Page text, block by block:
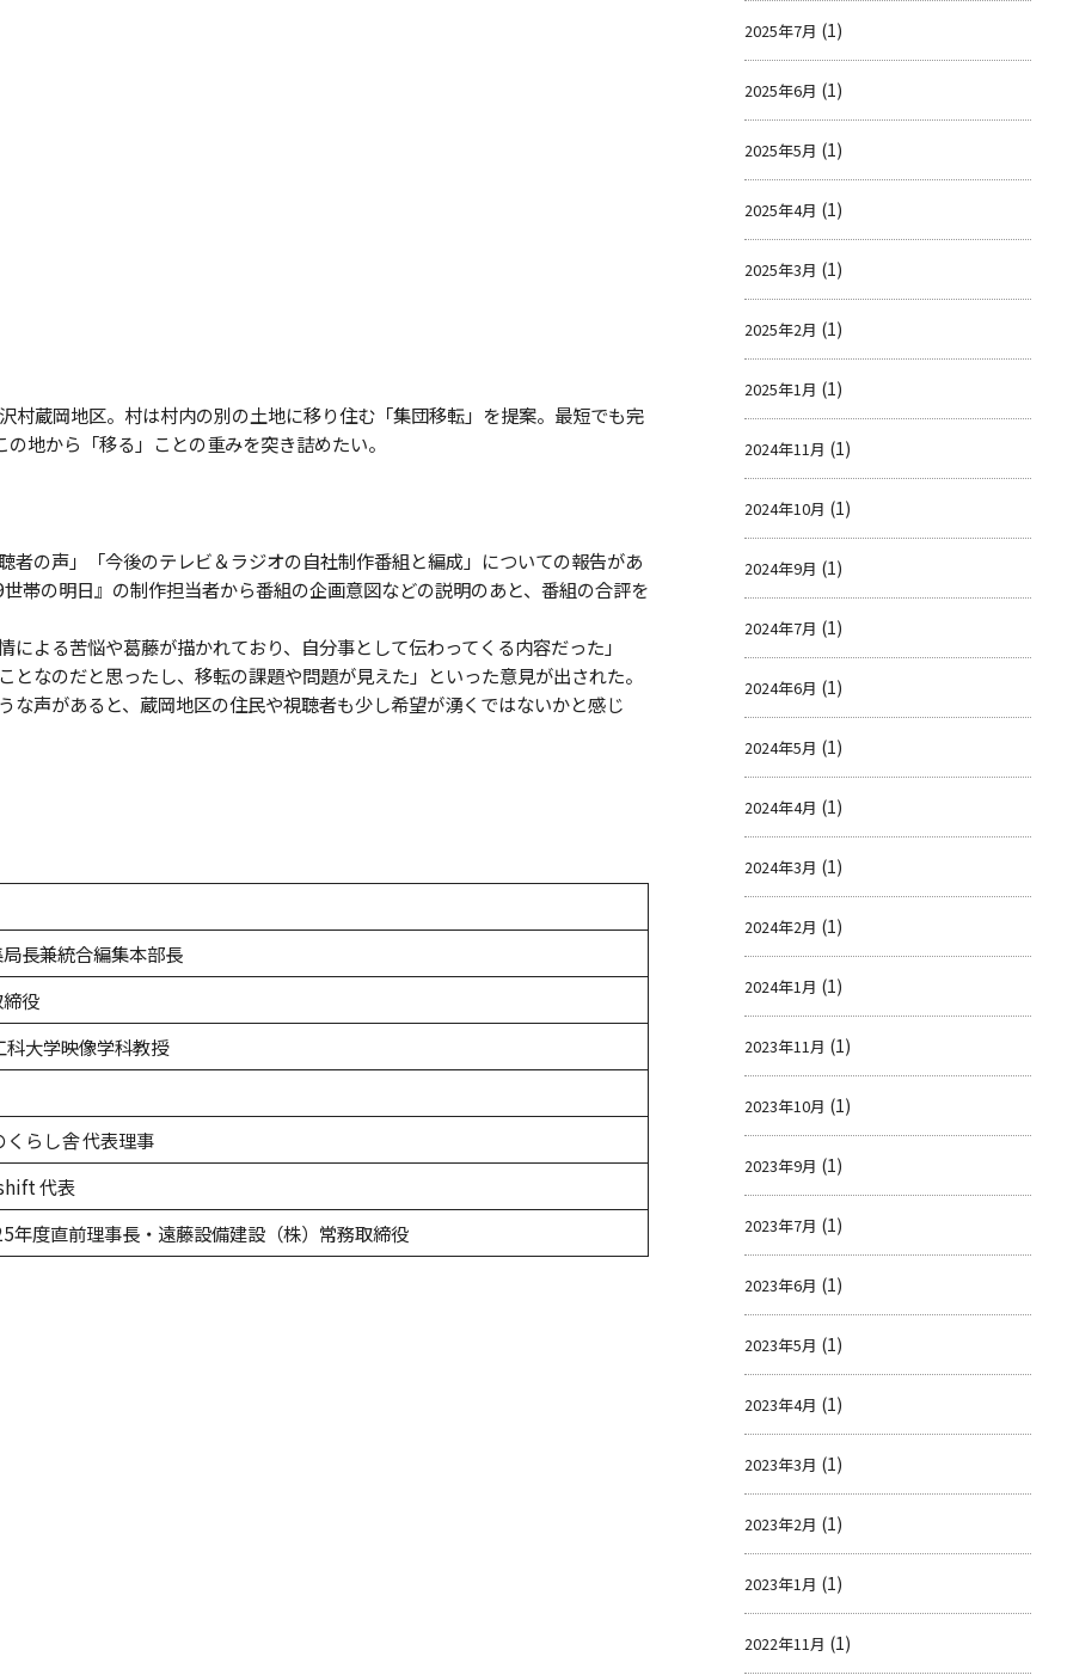
蔵岡地区。村は村内の別の土地に移り住む「集団移転」を提案。最短でも完
地から「移る」ことの重みを突き詰めたい。
の声」「今後のテレビ＆ラジオの自社制作番組と編成」についての報告があ
帯の明日』の制作担当者から番組の企画意図などの説明のあと、番組の合評を
よる苦悩や葛藤が描かれており、自分事として伝わってくる内容だった」
となのだと思ったし、移転の課題や問題が見えた」といった意見が出された。
声があると、蔵岡地区の住民や視聴者も少し希望が湧くではないかと感じ
長兼統合編集本部長
役
科大学映像学科教授
らし舎 代表理事
代表
年度直前理事長・遠藤設備建設（株）常務取締役
2025年7月 (1)
2025年6月 (1)
2025年5月 (1)
2025年4月 (1)
2025年3月 (1)
2025年2月 (1)
2025年1月 (1)
2024年11月 (1)
2024年10月 (1)
2024年9月 (1)
2024年7月 (1)
2024年6月 (1)
2024年5月 (1)
2024年4月 (1)
2024年3月 (1)
2024年2月 (1)
2024年1月 (1)
2023年11月 (1)
2023年10月 (1)
2023年9月 (1)
2023年7月 (1)
2023年6月 (1)
2023年5月 (1)
2023年4月 (1)
2023年3月 (1)
2023年2月 (1)
2023年1月 (1)
2022年11月 (1)